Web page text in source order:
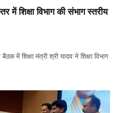
में शिक्षा विभाग की संभाग स्तरीय
में शिक्षा मंत्री श्री यादव ने शिक्षा विभाग